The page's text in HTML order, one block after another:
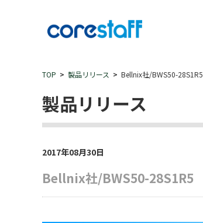
TOP 製品リリース Bellnix社/BWS50-28S1R5
製品リリース
2017年08月30日
Bellnix社/BWS50-28S1R5